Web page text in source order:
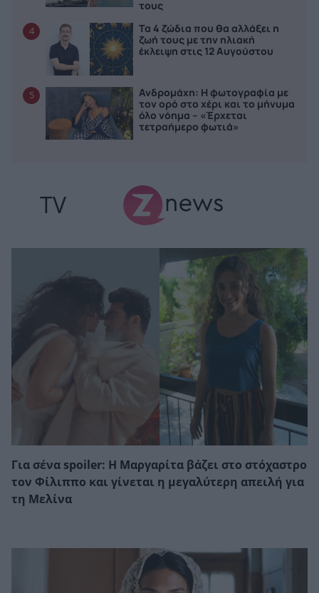
τους
4
Τα 4 ζώδια που θα αλλάξει η
ζωή τους με την ηλιακή
έκλειψη στις 12 Αυγούστου
5
Ανδρομάχη: Η φωτογραφία με
τον ορό στο χέρι και το μήνυμα
όλο νόημα – «Έρχεται
τετραήμερο φωτιά»
TV
Για σένα spoiler: Η Μαργαρίτα βάζει στο στόχαστρο
τον Φίλιππο και γίνεται η μεγαλύτερη απειλή για
τη Μελίνα